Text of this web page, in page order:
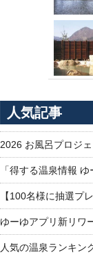
人気記事
2026 お風呂プロジ
「得する温泉情報
【100名様に抽選プ
ゆーゆアプリ新リワ
人気の温泉ランキン